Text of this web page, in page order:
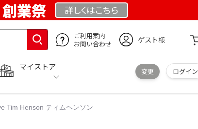
業祭 詳しくはこちら
ご利用案内
お問い合わせ
ゲスト様
マイストア
変更 ログイン
Tim Henson ティムヘンソン